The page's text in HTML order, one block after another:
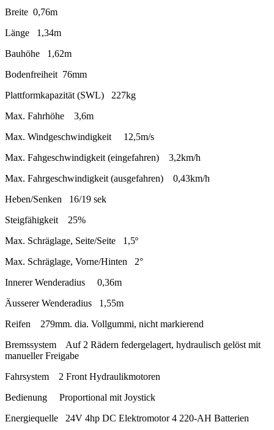
Breite 0,76m
Länge 1,34m
Bauhöhe 1,62m
Bodenfreiheit 76mm
Plattformkapazität (SWL) 227kg
Max. Fahrhöhe 3,6m
Max. Windgeschwindigkeit 12,5m/s
Max. Fahgeschwindigkeit (eingefahren) 3,2km/h
Max. Fahrgeschwindigkeit (ausgefahren) 0,43km/h
Heben/Senken 16/19 sek
Steigfähigkeit 25%
Max. Schräglage, Seite/Seite 1,5º
Max. Schräglage, Vorne/Hinten 2°
Innerer Wenderadius 0,36m
Äusserer Wenderadius 1,55m
Reifen 279mm. dia. Vollgummi, nicht markierend
Bremssystem Auf 2 Rädern federgelagert, hydraulisch gelöst mit
manueller Freigabe
Fahrsystem 2 Front Hydraulikmotoren
Bedienung Proportional mit Joystick
Energiequelle 24V 4hp DC Elektromotor 4 220-AH Batterien